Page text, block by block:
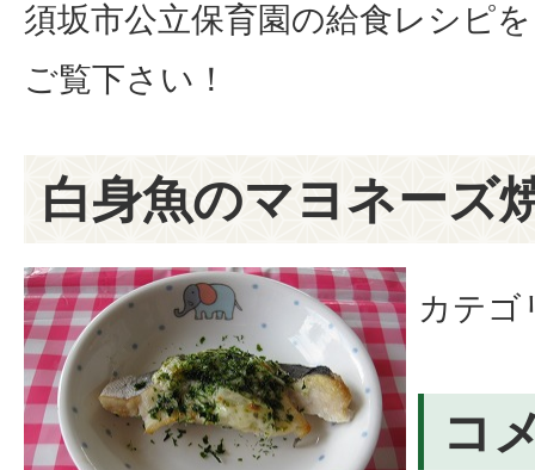
須坂市公立保育園の給食レシピ
ご覧下さい！
白身魚のマヨネーズ
カテゴ
コ